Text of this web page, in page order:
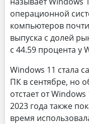
операционной
компьютеров
выпуска с долей
с 44.59 процента у
Windows 11 стала
ПК в сентябре, но
отстает от
2023 года также
время